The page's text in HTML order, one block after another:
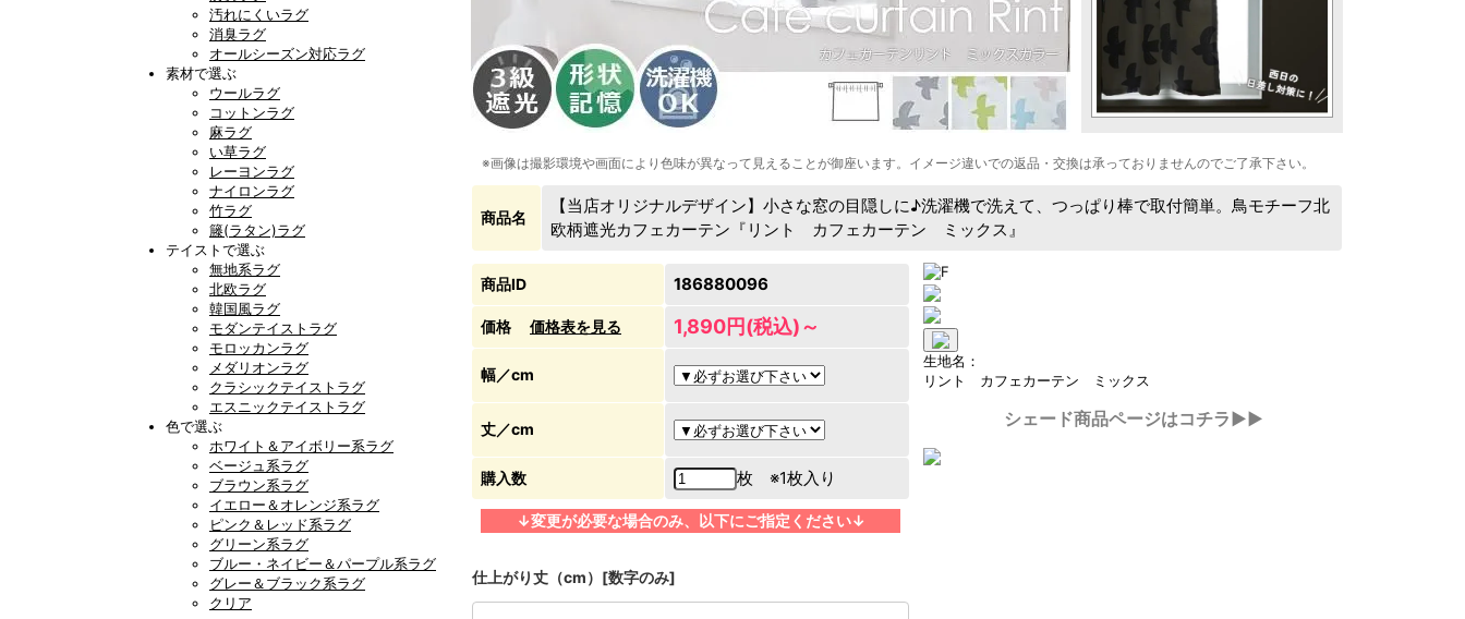
汚れにくいラグ
消臭ラグ
オールシーズン対応ラグ
素材で選ぶ
ウールラグ
コットンラグ
麻ラグ
い草ラグ
レーヨンラグ
ナイロンラグ
竹ラグ
籐(ラタン)ラグ
テイストで選ぶ
無地系ラグ
北欧ラグ
韓国風ラグ
モダンテイストラグ
モロッカンラグ
メダリオンラグ
クラシックテイストラグ
エスニックテイストラグ
色で選ぶ
ホワイト＆アイボリー系ラグ
ベージュ系ラグ
ブラウン系ラグ
イエロー＆オレンジ系ラグ
ピンク＆レッド系ラグ
グリーン系ラグ
ブルー・ネイビー＆パープル系ラグ
グレー＆ブラック系ラグ
クリア
※画像は撮影環境や画面により色味が異なって見えることが御座います。イメージ違いでの返品・交換は承っておりませんのでご了承下さい。
商品名
【当店オリジナルデザイン】小さな窓の目隠しに♪洗濯機で洗えて、つっぱり棒で取付簡単。鳥モチーフ北
欧柄遮光カフェカーテン『リント カフェカーテン ミックス』
商品ID 186880096
価格 価格表を見る 1,890円(税込)～
幅／cm
丈／cm
購入数 枚 ※1枚入り
↓変更が必要な場合のみ、以下にご指定ください↓
仕上がり丈（cm）[数字のみ]
生地名：
リント カフェカーテン ミックス
シェード商品ページはコチラ▶▶